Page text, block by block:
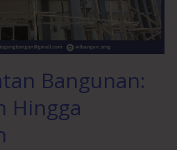
Bangunan:
Hingga